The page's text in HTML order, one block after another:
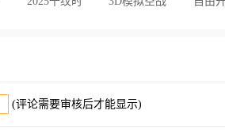
(评论需要审核后才能显示)